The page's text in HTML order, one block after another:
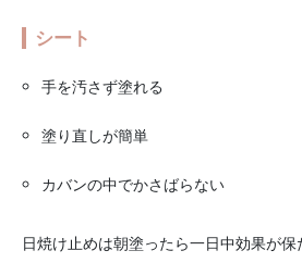
シート
手を汚さず塗れる
塗り直しが簡単
カバンの中でかさばらない
日焼け止めは朝塗ったら一日中効果が